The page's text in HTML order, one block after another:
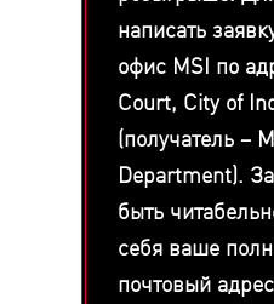
написать
офис MSI по
Court, City of
(получатель –
Department).
быть
себя ваше
почтовый